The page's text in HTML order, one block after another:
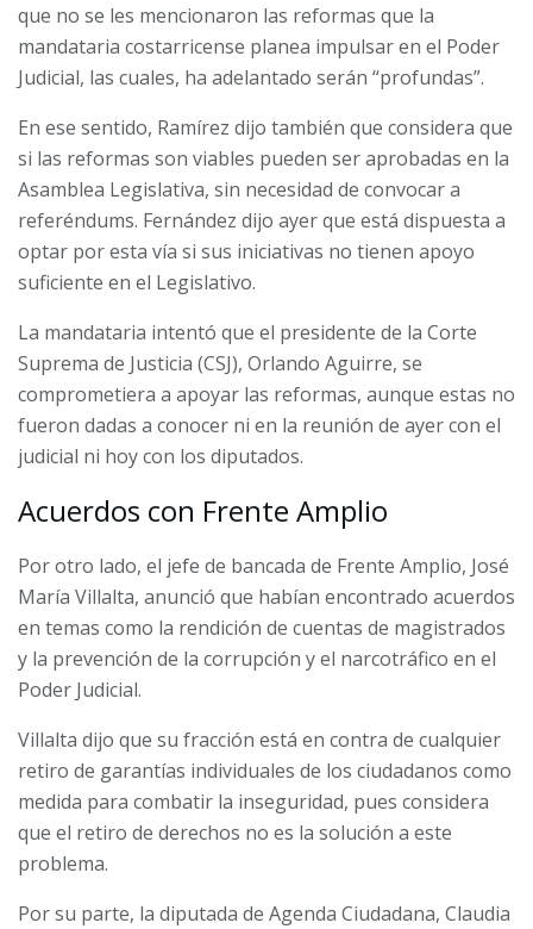
que no se les mencionaron las reformas que la
mandataria costarricense planea impulsar en el Poder
Judicial, las cuales, ha adelantado serán “profundas”.
En ese sentido, Ramírez dijo también que considera que
si las reformas son viables pueden ser aprobadas en la
Asamblea Legislativa, sin necesidad de convocar a
referéndums. Fernández dijo ayer que está dispuesta a
optar por esta vía si sus iniciativas no tienen apoyo
suficiente en el Legislativo.
La mandataria intentó que el presidente de la Corte
Suprema de Justicia (CSJ), Orlando Aguirre, se
comprometiera a apoyar las reformas, aunque estas no
fueron dadas a conocer ni en la reunión de ayer con el
judicial ni hoy con los diputados.
Acuerdos con Frente Amplio
Por otro lado, el jefe de bancada de Frente Amplio, José
María Villalta, anunció que habían encontrado acuerdos
en temas como la rendición de cuentas de magistrados
y la prevención de la corrupción y el narcotráfico en el
Poder Judicial.
Villalta dijo que su fracción está en contra de cualquier
retiro de garantías individuales de los ciudadanos como
medida para combatir la inseguridad, pues considera
que el retiro de derechos no es la solución a este
problema.
Por su parte, la diputada de Agenda Ciudadana, Claudia